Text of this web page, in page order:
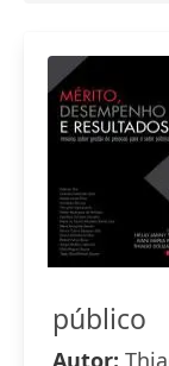
público
Autor: